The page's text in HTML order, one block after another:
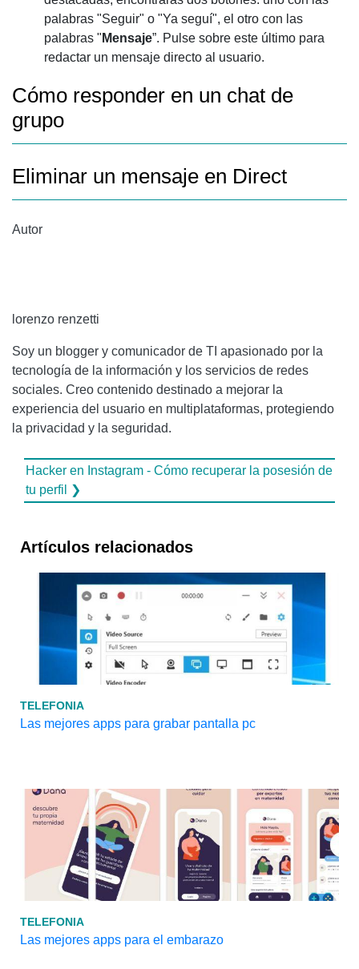
palabras "Seguir" o "Ya seguí", el otro con las
palabras " Mensaje”. Pulse sobre este último para
redactar un mensaje directo al usuario.
Cómo responder en un chat de
grupo
Eliminar un mensaje en Direct
Autor
lorenzo renzetti
Soy un blogger y comunicador de TI apasionado por la
tecnología de la información y los servicios de redes
sociales. Creo contenido destinado a mejorar la
experiencia del usuario en multiplataformas, protegiendo
la privacidad y la seguridad.
Hacker en Instagram - Cómo recuperar la posesión de
tu perfil ❯
Artículos relacionados
TELEFONIA
Las mejores apps para grabar pantalla pc
TELEFONIA
Las mejores apps para el embarazo